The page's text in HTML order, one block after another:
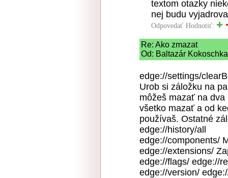
textom otazky
nej budu
Odpovedať Hodnotiť:
Re: Ako zmazat
Od: Baltazár
edge://settings/
Urob si záložku na
môžeš mazať na
všetko mazať a od
používaš. Ostatné
edge://history/all
edge://components/
edge://extensions/
edge://flags/ edge://
edge://version/